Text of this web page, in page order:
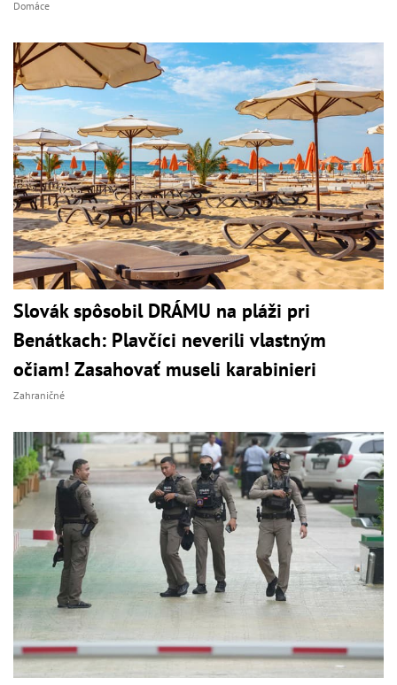
Domáce
Slovák spôsobil DRÁMU na pláži pri
Benátkach: Plavčíci neverili vlastným
očiam! Zasahovať museli karabinieri
Zahraničné